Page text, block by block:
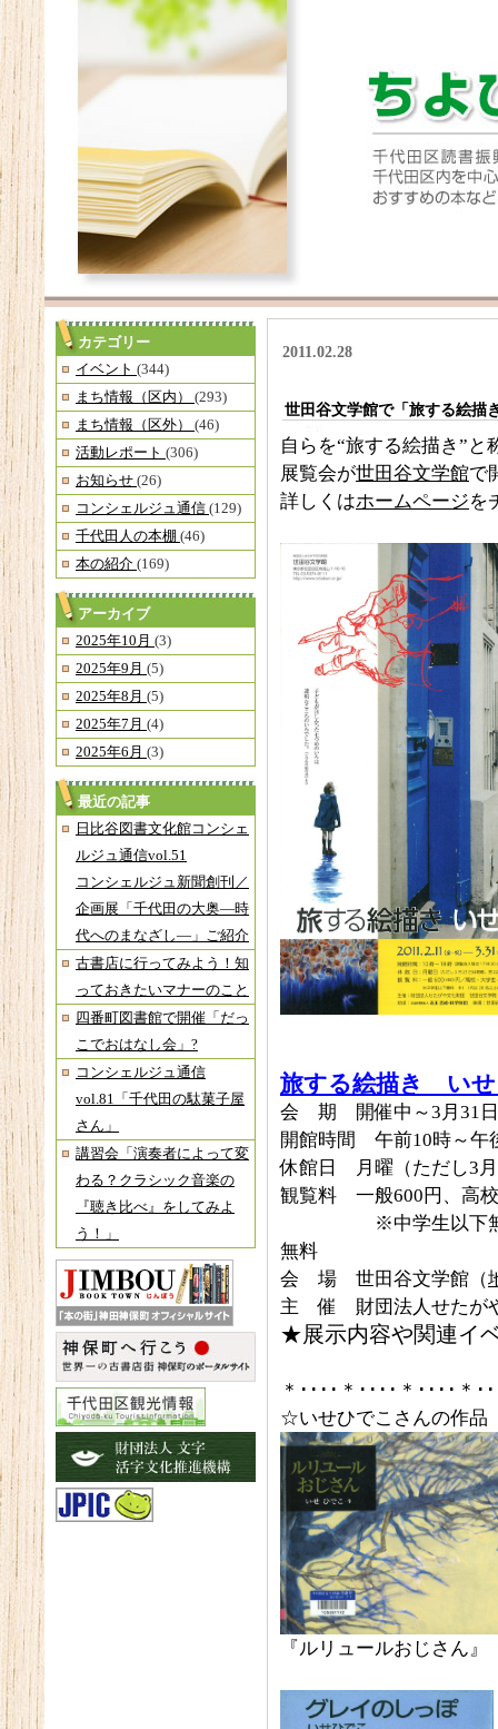
カテゴリー
イベント (344)
まち情報（区内） (293)
まち情報（区外） (46)
活動レポート (306)
お知らせ (26)
コンシェルジュ通信 (129)
千代田人の本棚 (46)
本の紹介 (169)
アーカイブ
2025年10月 (3)
2025年9月 (5)
2025年8月 (5)
2025年7月 (4)
2025年6月 (3)
最近の記事
日比谷図書文化館コンシェ
ルジュ通信vol.51
コンシェルジュ新聞創刊／
企画展「千代田の大奥―時
代へのまなざし―」ご紹介
古書店に行ってみよう！知
っておきたいマナーのこと
四番町図書館で開催「だっ
こでおはなし会」?
コンシェルジュ通信
vol.81「千代田の駄菓子屋
さん」
講習会「演奏者によって変
わる？クラシック音楽の
『聴き比べ』をしてみよ
う！」
2011.02.28
世田谷文学館で「旅する絵
自らを“旅する絵描き”
展覧会が世田谷文学館で
詳しくはホームページを
旅する絵描き いせ
会 期 開催中～3月31日
開館時間 午前10時～
休館日 月曜（ただし3
観覧料 一般600円、高
※中学生以下無料
無料
会 場 世田谷文学館（
主 催 財団法人せたが
★展示内容や関連イ
＊････＊････＊････＊･
☆いせひでこさんの作品
『ルリュールおじさん